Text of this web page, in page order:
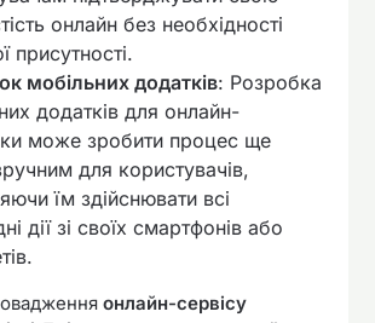
онлайн без необхідності
присутності.
мобільних додатків: Розробка
додатків для онлайн-
може зробити процес ще
для користувачів,
їм здійснювати всі
дії зі своїх смартфонів або
онлайн-сервісу